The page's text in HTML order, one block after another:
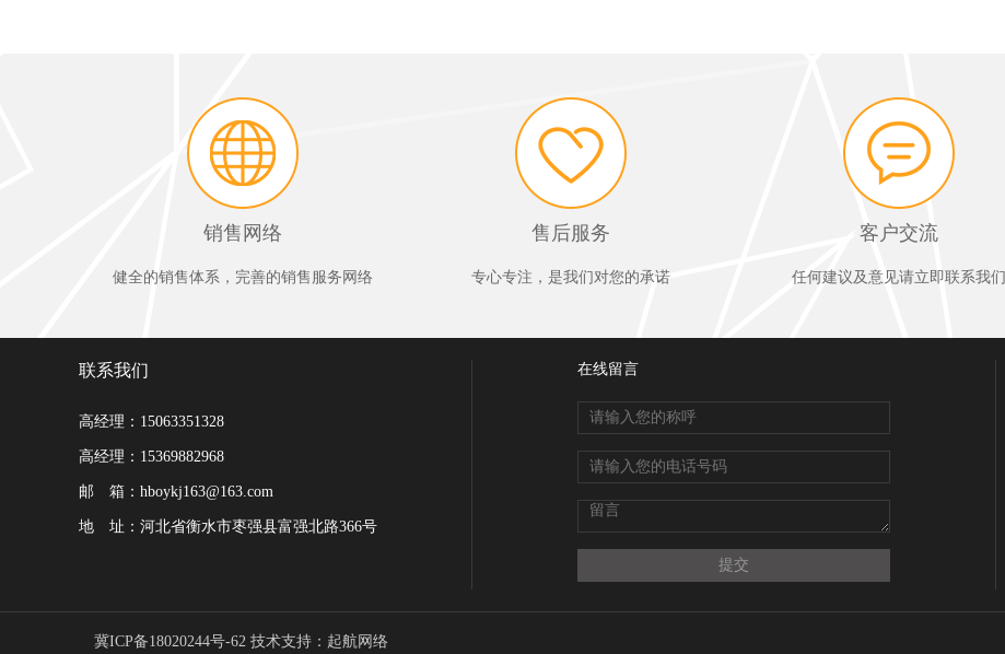
销售网络
健全的销售体系，完善的销售服务网络
售后服务
专心专注，是我们对您的承诺
客户交流
任何建议及意见请立即联系我们
联系我们
高经理：15063351328
高经理：15369882968
邮 箱：hboykj163@163.com
地 址：河北省衡水市枣强县富强北路366号
在线留言
冀ICP备18020244号-62 技术支持： 起航网络